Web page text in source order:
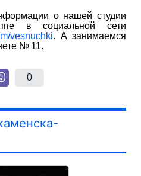
о нашей студии
в социальной сети
vesnuchki. А занимаемся
№ 11.
0